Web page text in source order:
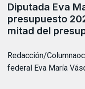
Diputada Eva
presupuesto
mitad del
Redacción/
federal Eva María